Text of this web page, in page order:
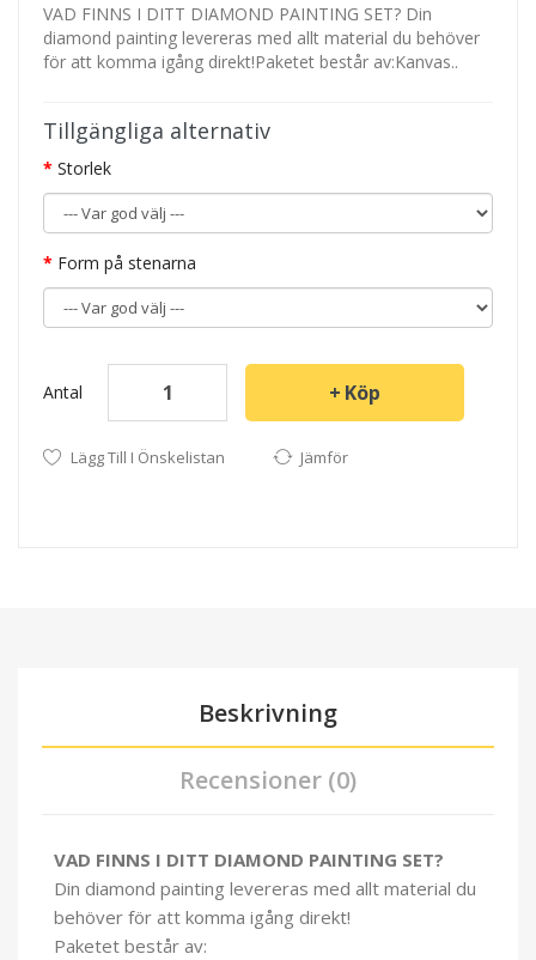
VAD FINNS I DITT DIAMOND PAINTING SET? Din
diamond painting levereras med allt material du behöver
för att komma igång direkt!Paketet består av:Kanvas..
Tillgängliga alternativ
Storlek
Form på stenarna
Antal Köp
Lägg Till I Önskelistan Jämför
Beskrivning
Recensioner (0)
VAD FINNS I DITT DIAMOND PAINTING SET?
Din diamond painting levereras med allt material du
behöver för att komma igång direkt!
Paketet består av: